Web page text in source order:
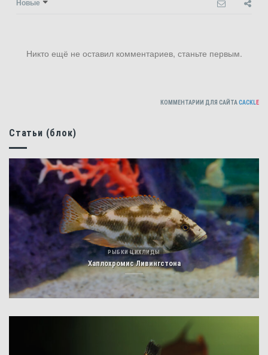
Новые
Никто ещё не оставил комментариев, станьте первым.
КОММЕНТАРИИ ДЛЯ САЙТАCACKLE
Статьи (блок)
РЫБКИ ЦИХЛИДЫ
Хаплохромис Ливингстона